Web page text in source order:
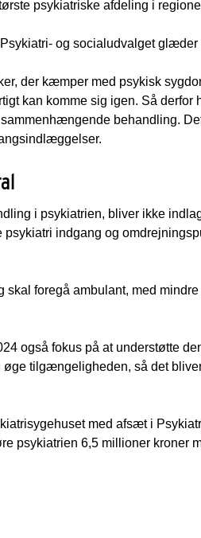
psykiatriske afdeling i
og socialudvalget
der kæmper med psykisk
kan komme sig igen. Så
behandling.
i psykiatrien, bliver ikke
indgang og
skal foregå ambulant, med
også fokus på at understøtte
tilgængeligheden, så det
med afsæt i
psykiatrien 6,5 millioner kroner